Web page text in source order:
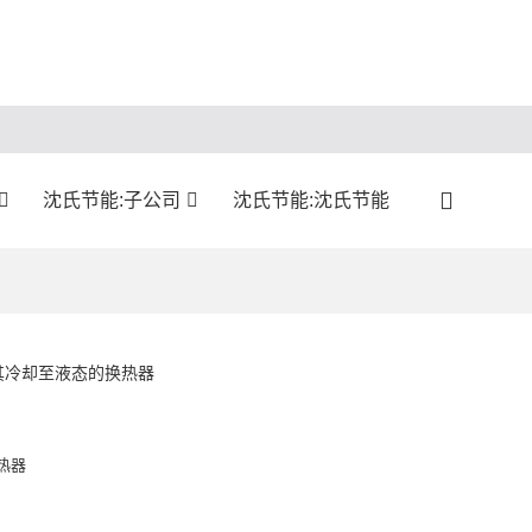
沈氏节能:子公司 沈氏节能:沈氏节能
却至液态的换热器
器